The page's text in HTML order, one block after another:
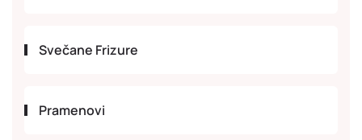
Svečane Frizure
Pramenovi